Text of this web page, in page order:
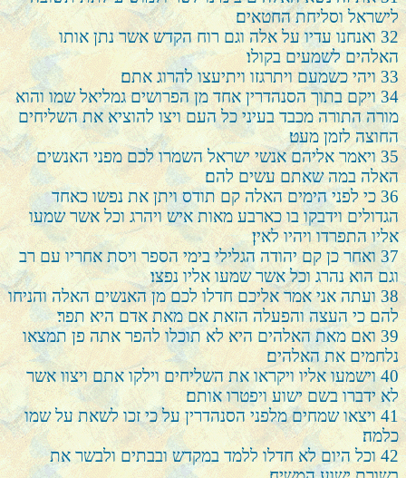
לישראל וסליחת החטאים׃
32 ואנחנו עדיו על אלה וגם רוח הקדש אשר נתן אותו
האלהים לשמעים בקולו׃
33 ויהי כשמעם ויתרגזו ויתיעצו להרוג אתם׃
34 ויקם בתוך הסנהדרין אחד מן הפרושים גמליאל שמו והוא
מורה התורה מכבד בעיני כל העם ויצו להוציא את השליחים
החוצה לזמן מעט׃
35 ויאמר אליהם אנשי ישראל השמרו לכם מפני האנשים
האלה במה שאתם עשים להם׃
36 כי לפני הימים האלה קם תודס ויתן את נפשו כאחד
הגדולים וידבקו בו כארבע מאות איש ויהרג וכל אשר שמעו
אליו התפרדו ויהיו לאין׃
37 ואחר כן קם יהודה הגלילי בימי הספר ויסת אחריו עם רב
וגם הוא נהרג וכל אשר שמעו אליו נפצו׃
38 ועתה אני אמר אליכם חדלו לכם מן האנשים האלה והניחו
להם כי העצה והפעלה הזאת אם מאת אדם היא תפר׃
39 ואם מאת האלהים היא לא תוכלו להפר אתה פן תמצאו
נלחמים את האלהים׃
40 וישמעו אליו ויקראו את השליחים וילקו אתם ויצוו אשר
לא ידברו בשם ישוע ויפטרו אותם׃
41 ויצאו שמחים מלפני הסנהדרין על כי זכו לשאת על שמו
כלמה׃
42 וכל היום לא חדלו ללמד במקדש ובבתים ולבשר את